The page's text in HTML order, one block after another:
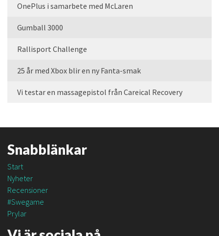
OnePlus i samarbete med McLaren
Gumball 3000
Rallisport Challenge
25 år med Xbox blir en ny Fanta-smak
Vi testar en massagepistol från Careical Recovery
Snabblänkar
Start
Nyheter
Recensioner
#Swegame
Prylar